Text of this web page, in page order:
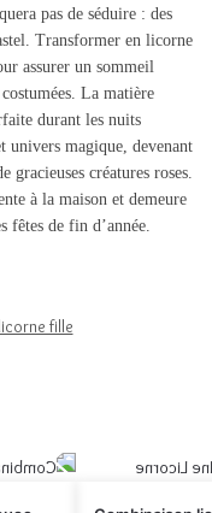
pas de séduire : des
Transformer en licorne
assurer un sommeil
La matière
durant les nuits
univers magique, devenant
créatures roses.
à la maison et demeure
fêtes de fin d’année.
fille